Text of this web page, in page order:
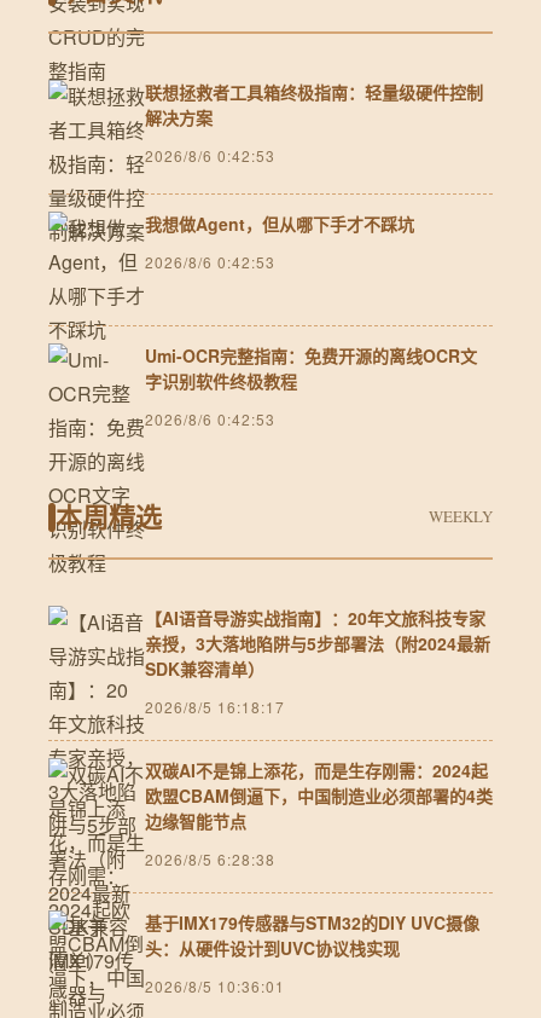
联想拯救者工具箱终极指南：轻量级硬件控制
解决方案
2026/8/6 0:42:53
我想做Agent，但从哪下手才不踩坑
2026/8/6 0:42:53
Umi-OCR完整指南：免费开源的离线OCR文
字识别软件终极教程
2026/8/6 0:42:53
本周精选 WEEKLY
【AI语音导游实战指南】：20年文旅科技专家
亲授，3大落地陷阱与5步部署法（附2024最新
SDK兼容清单）
2026/8/5 16:18:17
双碳AI不是锦上添花，而是生存刚需：2024起
欧盟CBAM倒逼下，中国制造业必须部署的4类
边缘智能节点
2026/8/5 6:28:38
基于IMX179传感器与STM32的DIY UVC摄像
头：从硬件设计到UVC协议栈实现
2026/8/5 10:36:01